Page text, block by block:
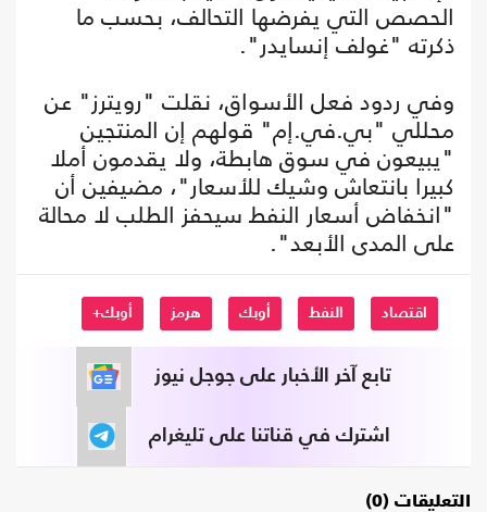
الحصص التي يفرضها التحالف، بحسب ما
ذكرته "غولف إنسايدر".
وفي ردود فعل الأسواق، نقلت "رويترز" عن
محللي "بي.في.إم" قولهم إن المنتجين
"يبيعون في سوق هابطة، ولا يقدمون أملا
كبيرا بانتعاش وشيك للأسعار"، مضيفين أن
"انخفاض أسعار النفط سيحفز الطلب لا محالة
على المدى الأبعد".
اقتصاد النفط أوبك هرمز أوبك+
تابع آخر الأخبار على جوجل نيوز
اشترك في قناتنا على تليغرام
التعليقات (0)